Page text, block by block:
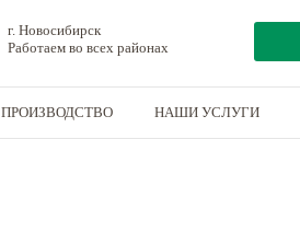
г. Новосибирск
Работаем во всех районах
ПРОИЗВОДСТВО НАШИ УСЛУГИ